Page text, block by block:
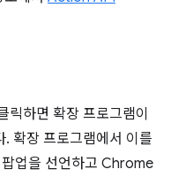
릭하면 확장 프로그램이
확장 프로그램에서 이를
팝업을 선언하고 Chrome